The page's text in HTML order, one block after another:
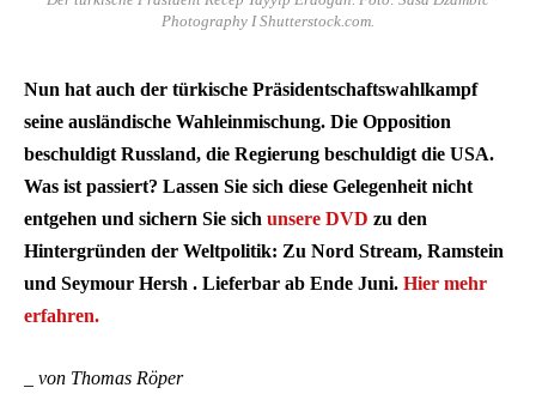
Photography I Shutterstock.com.
Nun hat auch der türkische Präsidentschaftswahlkampf
seine ausländische Wahleinmischung. Die Opposition
beschuldigt Russland, die Regierung beschuldigt die USA.
Was ist passiert? Lassen Sie sich diese Gelegenheit nicht
entgehen und sichern Sie sich unsere DVD zu den
Hintergründen der Weltpolitik: Zu Nord Stream, Ramstein
und Seymour Hersh . Lieferbar ab Ende Juni. Hier mehr
erfahren.
_ von Thomas Röper